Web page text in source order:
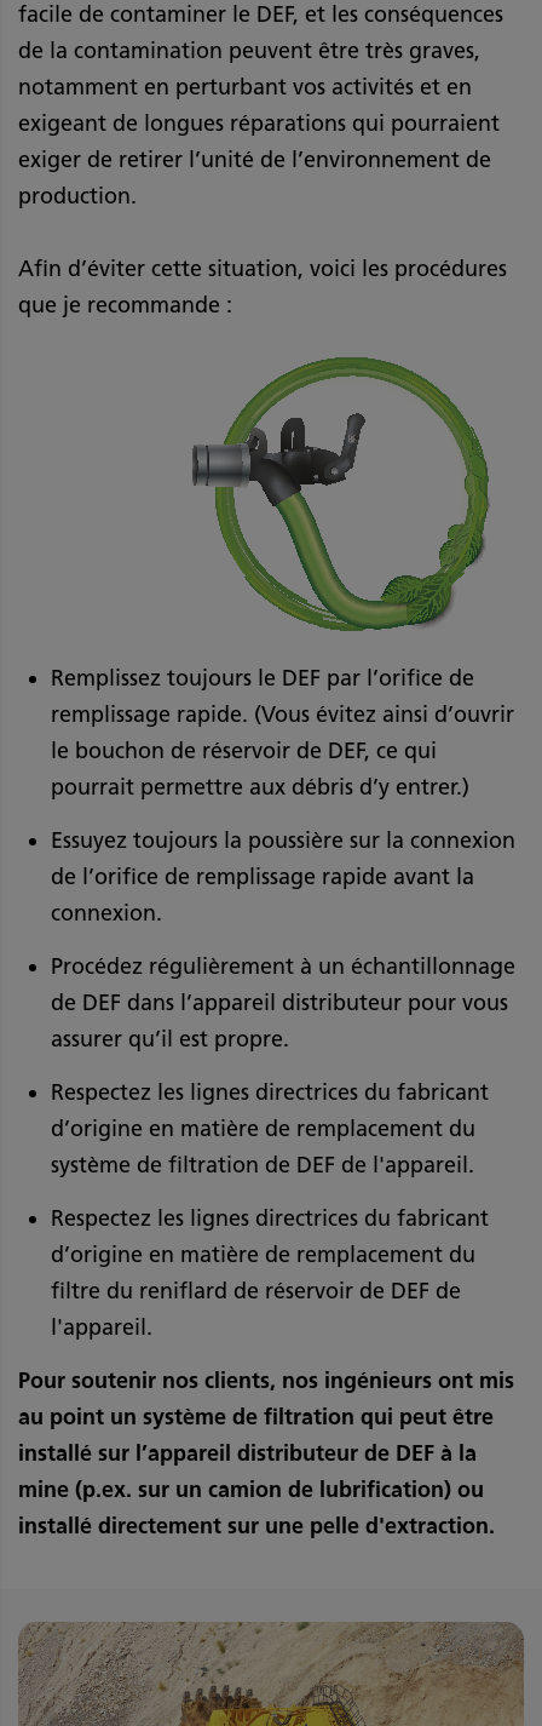
facile de contaminer le DEF, et les conséquences
de la contamination peuvent être très graves,
notamment en perturbant vos activités et en
exigeant de longues réparations qui pourraient
exiger de retirer l’unité de l’environnement de
production.
Afin d’éviter cette situation, voici les procédures
que je recommande :
Remplissez toujours le DEF par l’orifice de
remplissage rapide. (Vous évitez ainsi d’ouvrir
le bouchon de réservoir de DEF, ce qui
pourrait permettre aux débris d’y entrer.)
Essuyez toujours la poussière sur la connexion
de l’orifice de remplissage rapide avant la
connexion.
Procédez régulièrement à un échantillonnage
de DEF dans l’appareil distributeur pour vous
assurer qu’il est propre.
Respectez les lignes directrices du fabricant
d’origine en matière de remplacement du
système de filtration de DEF de l'appareil.
Respectez les lignes directrices du fabricant
d’origine en matière de remplacement du
filtre du reniflard de réservoir de DEF de
l'appareil.
Pour soutenir nos clients, nos ingénieurs ont mis
au point un système de filtration qui peut être
installé sur l’appareil distributeur de DEF à la
mine (p.ex. sur un camion de lubrification) ou
installé directement sur une pelle d'extraction.